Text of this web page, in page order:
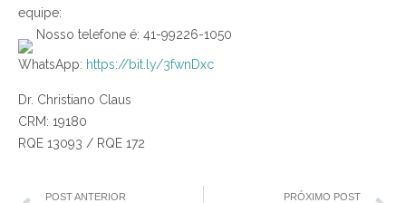
equipe:
Nosso telefone é: 41-99226-1050
WhatsApp: https://bit.ly/3fwnDxc
Dr. Christiano Claus
CRM: 19180
RQE 13093 / RQE 172
POST ANTERIOR PRÓXIMO POST